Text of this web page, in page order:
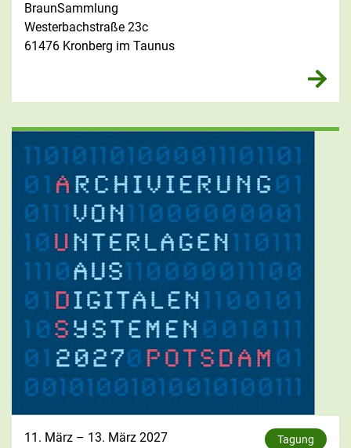
BraunSammlung
Westerbachstraße 23c
61476 Kronberg im Taunus
11. März – 13. März 2027 Tagung